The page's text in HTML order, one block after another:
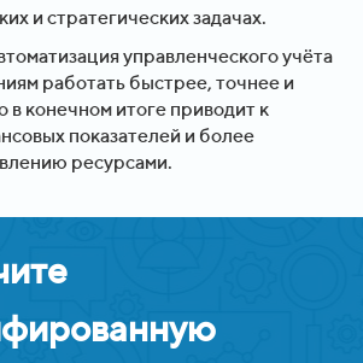
и стратегических задачах.
управленческого учёта
работать быстрее, точнее и
в конечном итоге приводит к
показателей и более
ресурсами.